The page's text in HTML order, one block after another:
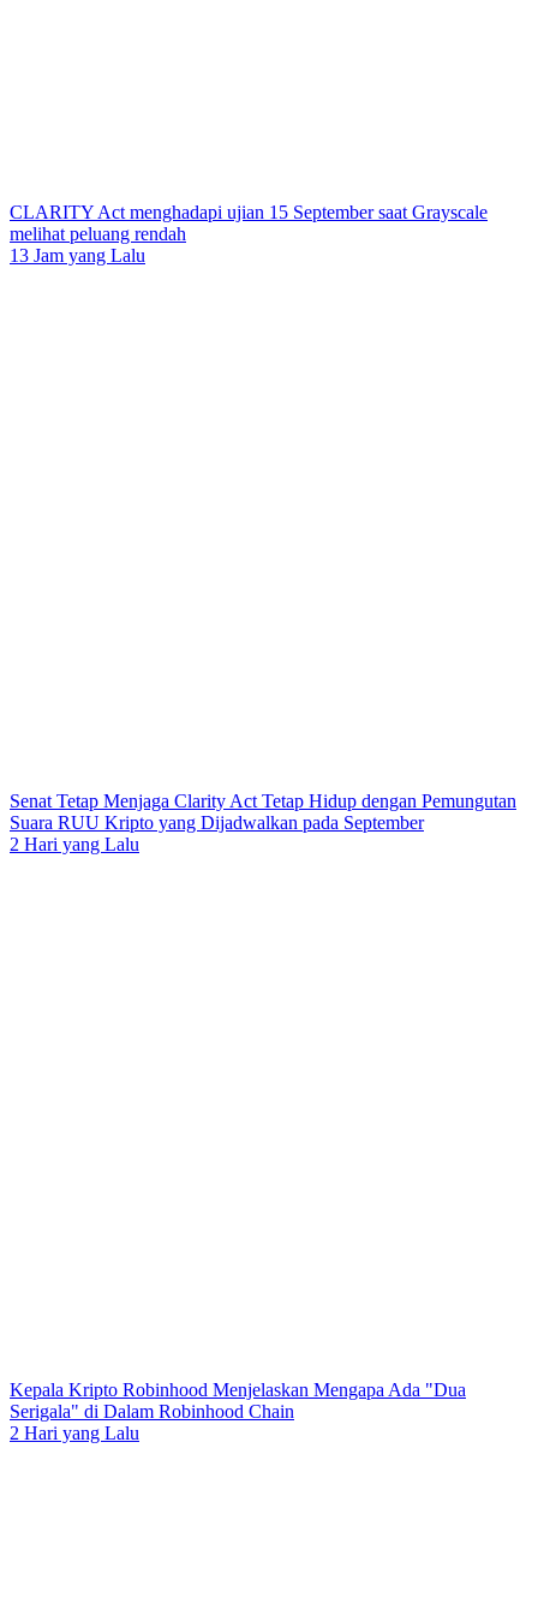
CLARITY Act menghadapi ujian 15 September saat Grayscale
melihat peluang rendah
13 Jam yang Lalu
Senat Tetap Menjaga Clarity Act Tetap Hidup dengan Pemungutan
Suara RUU Kripto yang Dijadwalkan pada September
2 Hari yang Lalu
Kepala Kripto Robinhood Menjelaskan Mengapa Ada "Dua
Serigala" di Dalam Robinhood Chain
2 Hari yang Lalu